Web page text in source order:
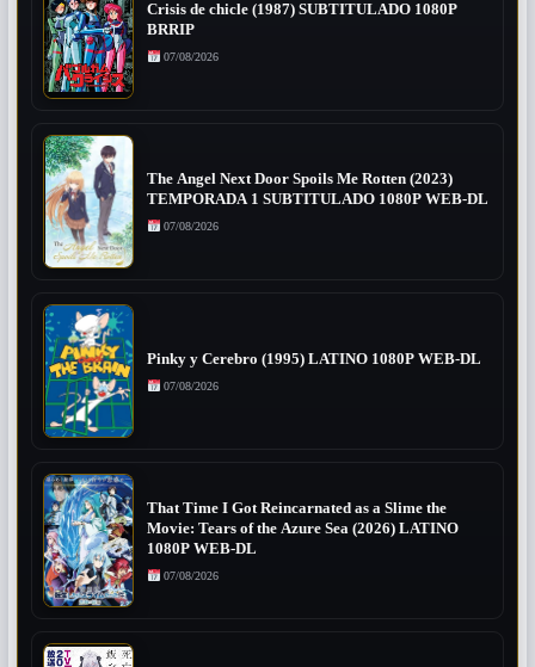
Crisis de chicle (1987) SUBTITULADO 1080P
BRRIP
07/08/2026
The Angel Next Door Spoils Me Rotten (2023)
TEMPORADA 1 SUBTITULADO 1080P WEB-DL
07/08/2026
Pinky y Cerebro (1995) LATINO 1080P WEB-DL
07/08/2026
That Time I Got Reincarnated as a Slime the
Movie: Tears of the Azure Sea (2026) LATINO
1080P WEB-DL
07/08/2026